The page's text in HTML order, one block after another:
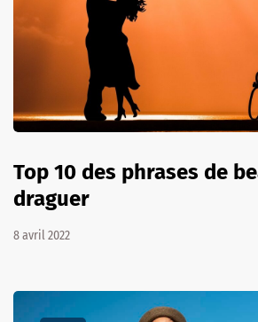
Top 10 des phrases de
draguer
8 avril 2022